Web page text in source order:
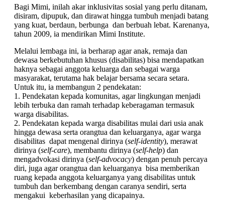
Bagi Mimi, inilah akar inklusivitas sosial yang perlu ditanam,
disiram, dipupuk, dan dirawat hingga tumbuh menjadi batang
yang kuat, berdaun, berbunga dan berbuah lebat. Karenanya,
tahun 2009, ia mendirikan Mimi Institute.
Melalui lembaga ini, ia berharap agar anak, remaja dan
dewasa berkebutuhan khusus (disabilitas) bisa mendapatkan
haknya sebagai anggota keluarga dan sebagai warga
masyarakat, terutama hak belajar bersama secara setara.
Untuk itu, ia membangun 2 pendekatan:
1.⁠ ⁠Pendekatan kepada komunitas, agar lingkungan menjadi
lebih terbuka dan ramah terhadap keberagaman termasuk
warga disabilitas.
2.⁠ ⁠Pendekatan kepada warga disabilitas mulai dari usia anak
hingga dewasa serta orangtua dan keluarganya, agar warga
disabilitas dapat mengenal dirinya (self-identity), merawat
dirinya (self-care), membantu dirinya (self-help) dan
mengadvokasi dirinya (self-advocacy) dengan penuh percaya
diri, juga agar orangtua dan keluarganya bisa memberikan
ruang kepada anggota keluarganya yang disabilitas untuk
tumbuh dan berkembang dengan caranya sendiri, serta
mengakui keberhasilan yang dicapainya.